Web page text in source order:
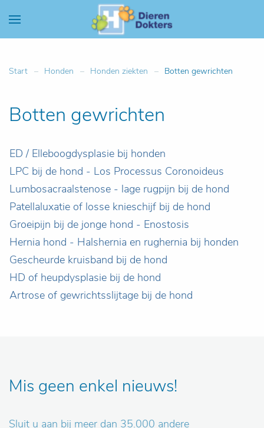
Start Honden Honden ziekten Botten gewrichten
Botten gewrichten
ED / Elleboogdysplasie bij honden
LPC bij de hond - Los Processus Coronoideus
Lumbosacraalstenose - lage rugpijn bij de hond
Patellaluxatie of losse knieschijf bij de hond
Groeipijn bij de jonge hond - Enostosis
Hernia hond - Halshernia en rughernia bij honden
Gescheurde kruisband bij de hond
HD of heupdysplasie bij de hond
Artrose of gewrichtsslijtage bij de hond
Mis geen enkel nieuws!
Sluit u aan bij meer dan 35.000 andere